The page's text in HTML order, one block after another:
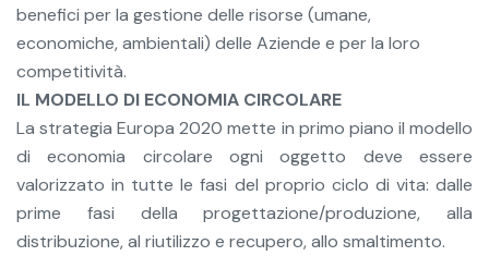
benefici per la gestione delle risorse (umane,
economiche, ambientali) delle Aziende e per la loro
competitività.
IL MODELLO DI ECONOMIA CIRCOLARE
La strategia Europa 2020 mette in primo piano il modello
di economia circolare ogni oggetto deve essere
valorizzato in tutte le fasi del proprio ciclo di vita: dalle
prime fasi della progettazione/produzione, alla
distribuzione, al riutilizzo e recupero, allo smaltimento.